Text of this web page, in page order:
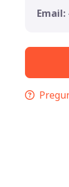
Email: